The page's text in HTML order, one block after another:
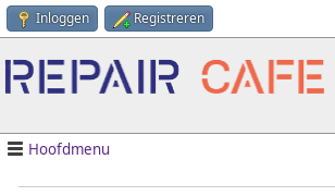
Inloggen Registreren
Hoofdmenu